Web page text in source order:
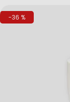
-36 %